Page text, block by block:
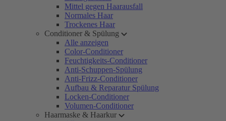
Mittel gegen Haarausfall
Normales Haar
Trockenes Haar
Conditioner & Spülung
Alle anzeigen
Color-Conditioner
Feuchtigkeits-Conditioner
Anti-Schuppen-Spülung
Anti-Frizz-Conditioner
Aufbau & Reparatur Spülung
Locken-Conditioner
Volumen-Conditioner
Haarmaske & Haarkur